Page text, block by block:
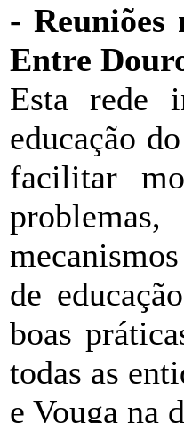
-
Entre
Esta rede
educação
facilitar
de
boas
todas as
e Vouga na